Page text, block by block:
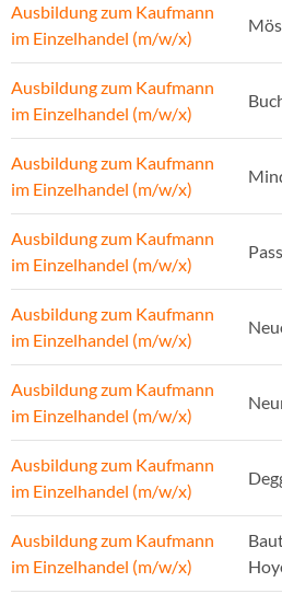
Ausbildung zum Kaufmann
im Einzelhandel (m/w/x)
Ausbildung zum Kaufmann
im Einzelhandel (m/w/x)
Ausbildung zum Kaufmann
im Einzelhandel (m/w/x)
Ausbildung zum Kaufmann
im Einzelhandel (m/w/x)
Ausbildung zum Kaufmann
im Einzelhandel (m/w/x)
Ausbildung zum Kaufmann
im Einzelhandel (m/w/x)
Ausbildung zum Kaufmann
im Einzelhandel (m/w/x)
Ausbildung zum Kaufmann
im Einzelhandel (m/w/x)